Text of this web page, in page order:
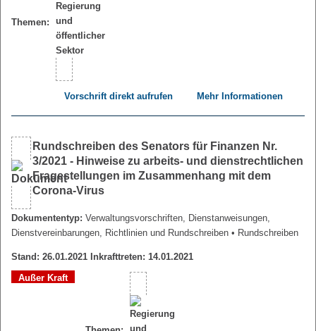
Themen:
Vorschrift direkt aufrufen Mehr Informationen
Rundschreiben des Senators für Finanzen Nr.
3/2021 - Hinweise zu arbeits- und dienstrechtlichen
Fragestellungen im Zusammenhang mit dem
Corona-Virus
Dokumententyp: Verwaltungsvorschriften, Dienstanweisungen,
Dienstvereinbarungen, Richtlinien und Rundschreiben • Rundschreiben
Stand: 26.01.2021 Inkrafttreten: 14.01.2021
Außer Kraft